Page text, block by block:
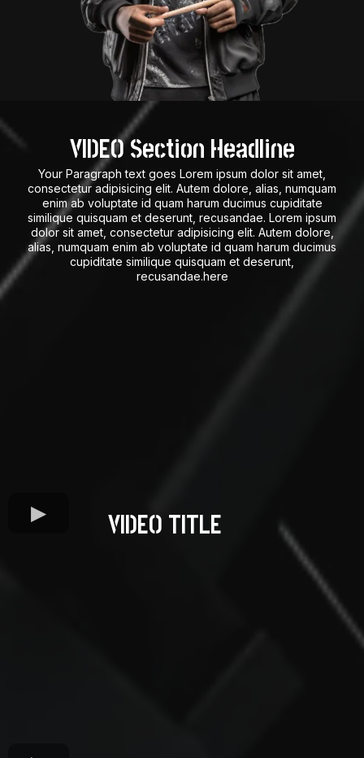
VIDEO Section Headline
Your Paragraph text goes Lorem ipsum dolor sit amet,
consectetur adipisicing elit. Autem dolore, alias, numquam
enim ab voluptate id quam harum ducimus cupiditate
similique quisquam et deserunt, recusandae. Lorem ipsum
dolor sit amet, consectetur adipisicing elit. Autem dolore,
alias, numquam enim ab voluptate id quam harum ducimus
cupiditate similique quisquam et deserunt,
recusandae.here
VIDEO TITLE